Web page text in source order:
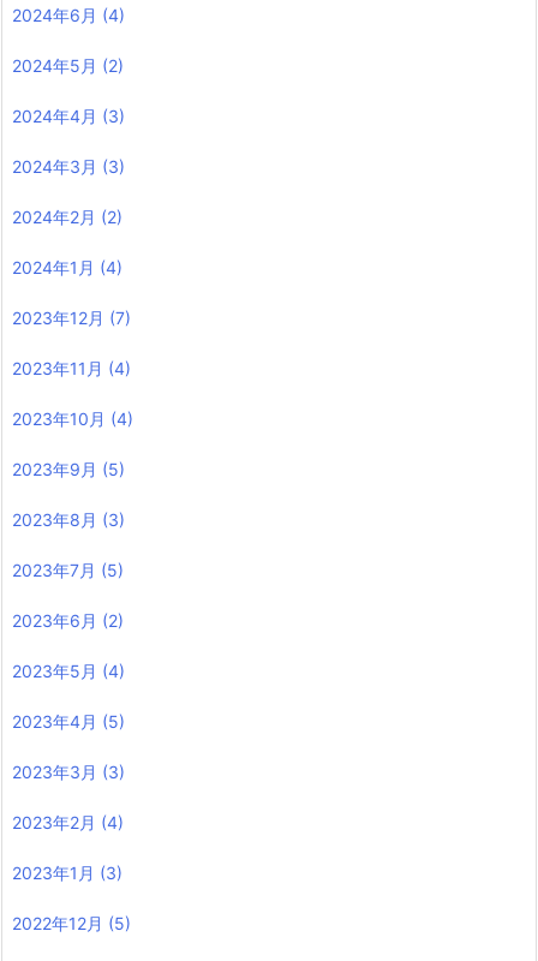
2024年6月 (4)
2024年5月 (2)
2024年4月 (3)
2024年3月 (3)
2024年2月 (2)
2024年1月 (4)
2023年12月 (7)
2023年11月 (4)
2023年10月 (4)
2023年9月 (5)
2023年8月 (3)
2023年7月 (5)
2023年6月 (2)
2023年5月 (4)
2023年4月 (5)
2023年3月 (3)
2023年2月 (4)
2023年1月 (3)
2022年12月 (5)